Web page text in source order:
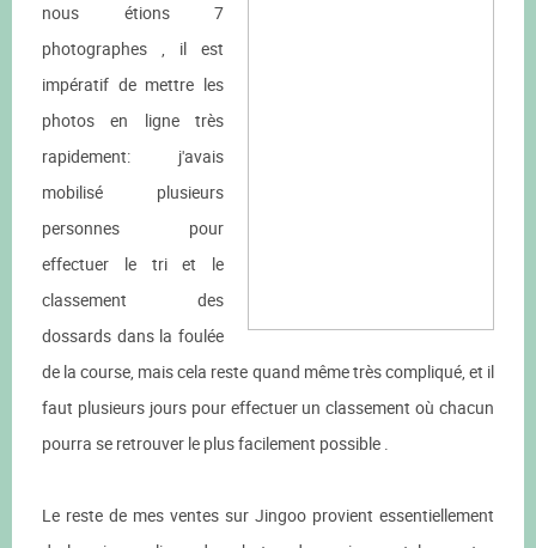
nous étions 7
photographes , il est
impératif de mettre les
photos en ligne très
rapidement: j'avais
mobilisé plusieurs
personnes pour
effectuer le tri et le
classement des
dossards dans la foulée
de la course, mais cela reste quand même très compliqué, et il
faut plusieurs jours pour effectuer un classement où chacun
pourra se retrouver le plus facilement possible .
Le reste de mes ventes sur Jingoo provient essentiellement